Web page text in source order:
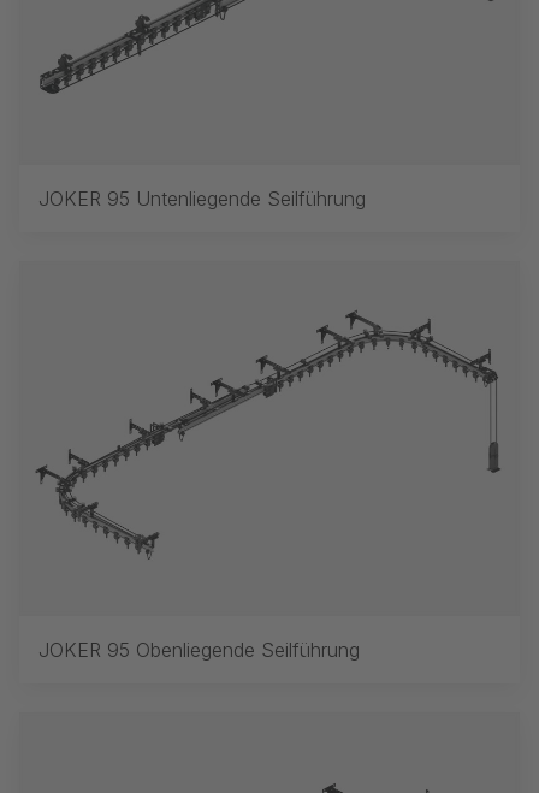
JOKER 95 Untenliegende Seilführung
JOKER 95 Obenliegende Seilführung